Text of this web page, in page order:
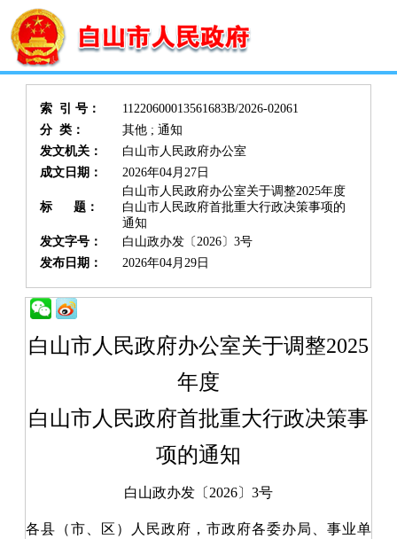
索 引 号：
11220600013561683B/2026-02061
分 类：
其他 ; 通知
发文机关：
白山市人民政府办公室
成文日期：
2026年04月27日
标 题：
白山市人民政府办公室关于调整2025年度
白山市人民政府首批重大行政决策事项的
通知
发文字号：
白山政办发〔2026〕3号
发布日期：
2026年04月29日
白山市人民政府办公室关于调整2025
年度
白山市人民政府首批重大行政决策事
项的通知
白山政办发〔 2026〕 3号
各县（市、区）人民政府，市政府各委办局、事业单